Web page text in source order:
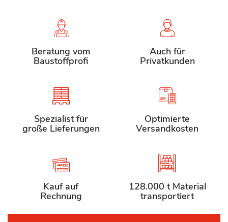
Beratung vom
Baustoffprofi
Auch für
Privatkunden
Spezialist für
große Lieferungen
Optimierte
Versandkosten
Kauf auf
Rechnung
128.000 t Material
transportiert